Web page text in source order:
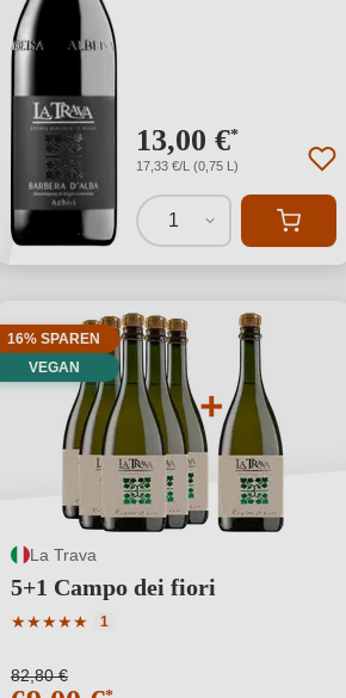
13,00 €*
17,33 €/L (0,75 L)
1
16% SPAREN
VEGAN
La Trava
5+1 Campo dei fiori
★★★★★
Durchschnittliche Bewertung von 5 von
1
82,80 €